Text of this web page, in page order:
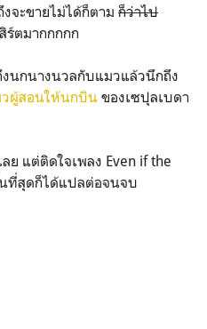
จะขายไม่ได้ก็ตาม ก็ว่าไป
ร์ตมากกกกก
นกนางนวลกับแมวแล้วนึกถึง
ผู้สอนให้นกบิน ของเซปุลเบดา
ย แต่ติดใจเพลง Even if the
ที่สุดก็ได้แปลต่อจนจบ